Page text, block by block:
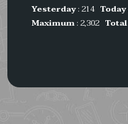
Yesterday: 214 Today
Maximum: 2,302 Total